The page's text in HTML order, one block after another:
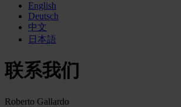
English
Deutsch
中文
日本語
联系我们
Roberto Gallardo